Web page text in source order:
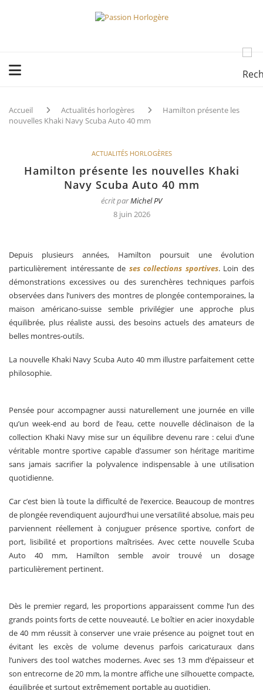
Accueil Actualités horlogères
Hamilton présente les
nouvelles Khaki Navy Scuba Auto 40 mm
ACTUALITÉS HORLOGÈRES
Hamilton présente les nouvelles Khaki
Navy Scuba Auto 40 mm
écrit parMichel PV
8 juin 2026
Depuis plusieurs années, Hamilton poursuit une évolution
particulièrement intéressante de ses collections sportives. Loin des
démonstrations excessives ou des surenchères techniques parfois
observées dans l’univers des montres de plongée contemporaines, la
maison américano-suisse semble privilégier une approche plus
équilibrée, plus réaliste aussi, des besoins actuels des amateurs de
belles montres-outils.
La nouvelle Khaki Navy Scuba Auto 40 mm illustre parfaitement cette
philosophie.
Pensée pour accompagner aussi naturellement une journée en ville
qu’un week-end au bord de l’eau, cette nouvelle déclinaison de la
collection Khaki Navy mise sur un équilibre devenu rare : celui d’une
véritable montre sportive capable d’assumer son héritage maritime
sans jamais sacrifier la polyvalence indispensable à une utilisation
quotidienne.
Car c’est bien là toute la difficulté de l’exercice. Beaucoup de montres
de plongée revendiquent aujourd’hui une versatilité absolue, mais peu
parviennent réellement à conjuguer présence sportive, confort de
port, lisibilité et proportions maîtrisées. Avec cette nouvelle Scuba
Auto 40 mm, Hamilton semble avoir trouvé un dosage
particulièrement pertinent.
Dès le premier regard, les proportions apparaissent comme l’un des
grands points forts de cette nouveauté. Le boîtier en acier inoxydable
de 40 mm réussit à conserver une vraie présence au poignet tout en
évitant les excès de volume devenus parfois caricaturaux dans
l’univers des tool watches modernes. Avec ses 13 mm d’épaisseur et
son entrecorne de 20 mm, la montre affiche une silhouette compacte,
équilibrée et surtout extrêmement portable au quotidien.